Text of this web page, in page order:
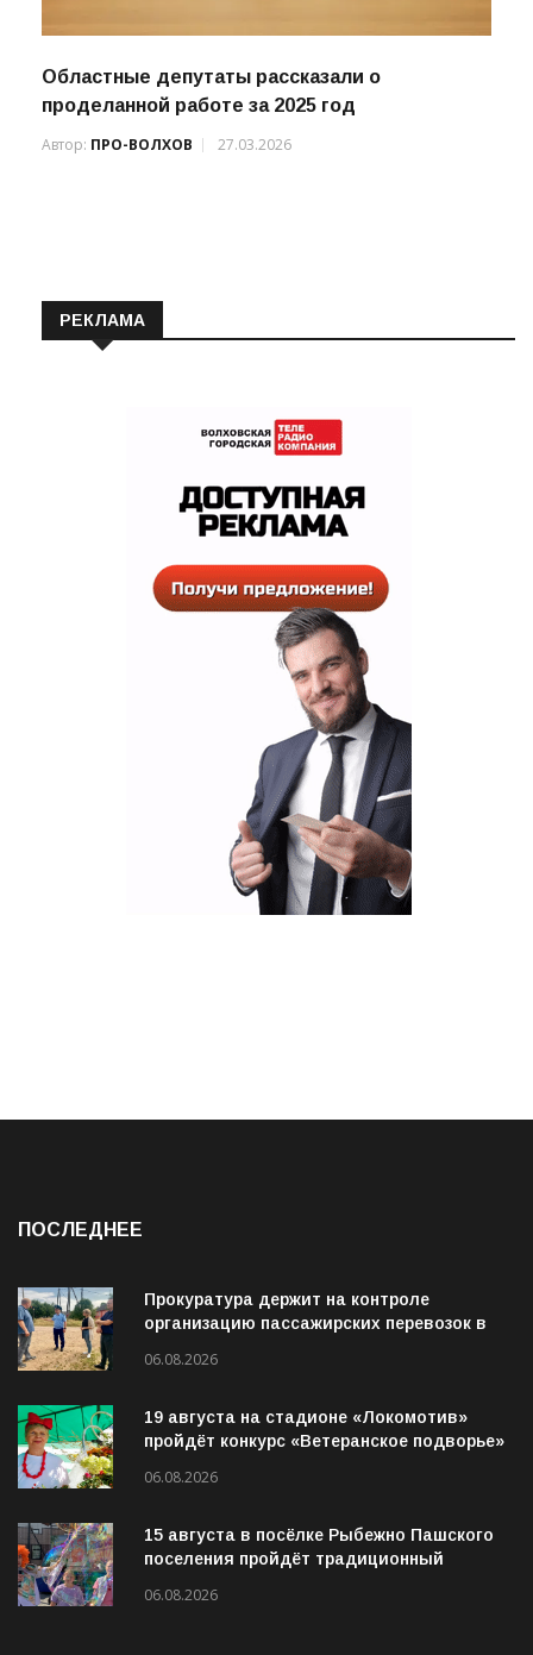
Областные депутаты рассказали о
проделанной работе за 2025 год
Автор: ПРО-ВОЛХОВ 27.03.2026
РЕКЛАМА
ПОСЛЕДНЕЕ
Прокуратура держит на контроле
организацию пассажирских перевозок в
06.08.2026
19 августа на стадионе «Локомотив»
пройдёт конкурс «Ветеранское подворье»
06.08.2026
15 августа в посёлке Рыбежно Пашского
поселения пройдёт традиционный
06.08.2026